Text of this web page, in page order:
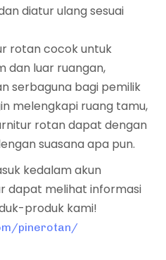
diatur ulang sesuai
rotan cocok untuk
dan luar ruangan,
serbaguna bagi pemilik
melengkapi ruang tamu,
rotan dapat dengan
suasana apa pun.
kedalam akun
dapat melihat informasi
produk kami!
pinerotan/